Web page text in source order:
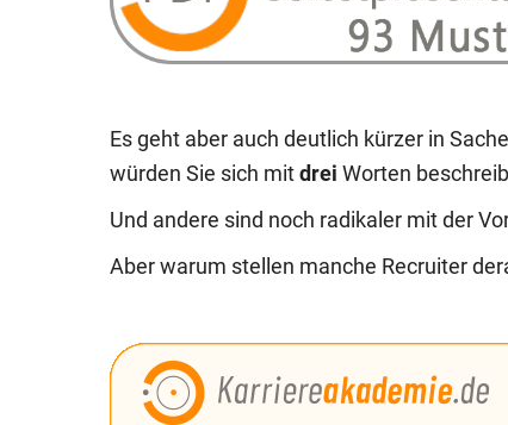
Es geht aber auch deutlich kürzer in
würden Sie sich mit drei Worten
Und andere sind noch radikaler mit der
Aber warum stellen manche Recruiter